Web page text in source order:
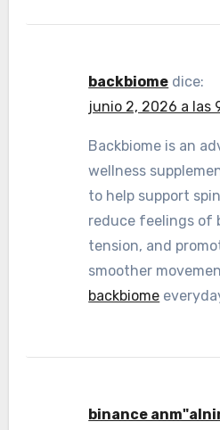
backbiome dice:
junio 2, 2026 a las
Backbiome is an
wellness
to help support
reduce feelings of
tension, and
smoother
backbiome
binance